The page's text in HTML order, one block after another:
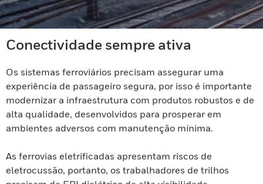
Conectividade sempre ativa
Os sistemas ferroviários precisam assegurar uma
experiência de passageiro segura, por isso é importante
modernizar a infraestrutura com produtos robustos e de
alta qualidade, desenvolvidos para prosperar em
ambientes adversos com manutenção mínima.
As ferrovias eletrificadas apresentam riscos de
eletrocussão, portanto, os trabalhadores de trilhos